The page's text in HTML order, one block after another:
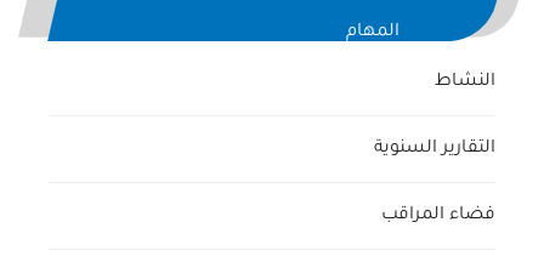
المهام
النشاط
التقارير السنوية
فضاء المراقب